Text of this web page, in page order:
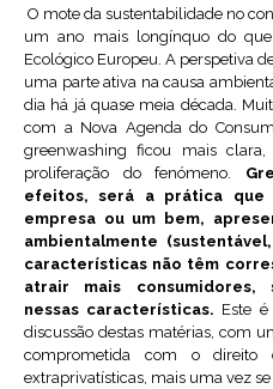
O mote da sustentabilidade no
um ano mais longínquo do
Ecológico Europeu. A perspetiva
uma parte ativa na causa
dia há já quase meia década.
com a Nova Agenda do
greenwashing ficou mais
proliferação do fenómeno.
efeitos, será a prática que
empresa ou um bem,
ambientalmente
características não têm
atrair mais consumidores,
nessas características. Este
discussão destas matérias, com
comprometida com o direito
extraprivatísticas, mais uma vez